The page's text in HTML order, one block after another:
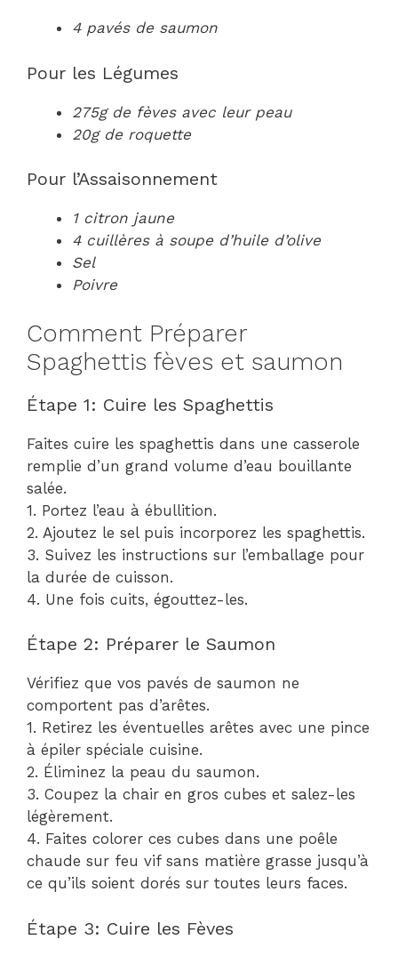
4 pavés de saumon
Pour les Légumes
275g de fèves avec leur peau
20g de roquette
Pour l’Assaisonnement
1 citron jaune
4 cuillères à soupe d’huile d’olive
Sel
Poivre
Comment Préparer
Spaghettis fèves et saumon
Étape 1: Cuire les Spaghettis
Faites cuire les spaghettis dans une casserole
remplie d’un grand volume d’eau bouillante
salée.
1. Portez l’eau à ébullition.
2. Ajoutez le sel puis incorporez les spaghettis.
3. Suivez les instructions sur l’emballage pour
la durée de cuisson.
4. Une fois cuits, égouttez-les.
Étape 2: Préparer le Saumon
Vérifiez que vos pavés de saumon ne
comportent pas d’arêtes.
1. Retirez les éventuelles arêtes avec une pince
à épiler spéciale cuisine.
2. Éliminez la peau du saumon.
3. Coupez la chair en gros cubes et salez-les
légèrement.
4. Faites colorer ces cubes dans une poêle
chaude sur feu vif sans matière grasse jusqu’à
ce qu’ils soient dorés sur toutes leurs faces.
Étape 3: Cuire les Fèves